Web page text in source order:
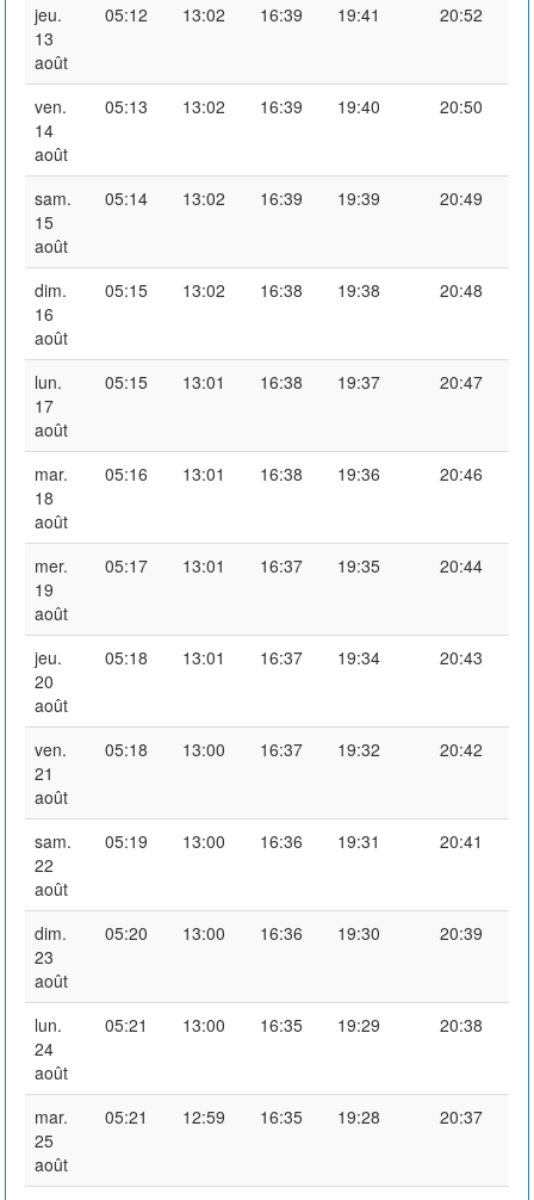
jeu.
13
août
05:12 13:02 16:39 19:41 20:52
ven.
14
août
05:13 13:02 16:39 19:40 20:50
sam.
15
août
05:14 13:02 16:39 19:39 20:49
dim.
16
août
05:15 13:02 16:38 19:38 20:48
lun.
17
août
05:15 13:01 16:38 19:37 20:47
mar.
18
août
05:16 13:01 16:38 19:36 20:46
mer.
19
août
05:17 13:01 16:37 19:35 20:44
jeu.
20
août
05:18 13:01 16:37 19:34 20:43
ven.
21
août
05:18 13:00 16:37 19:32 20:42
sam.
22
août
05:19 13:00 16:36 19:31 20:41
dim.
23
août
05:20 13:00 16:36 19:30 20:39
lun.
24
août
05:21 13:00 16:35 19:29 20:38
mar.
25
août
05:21 12:59 16:35 19:28 20:37